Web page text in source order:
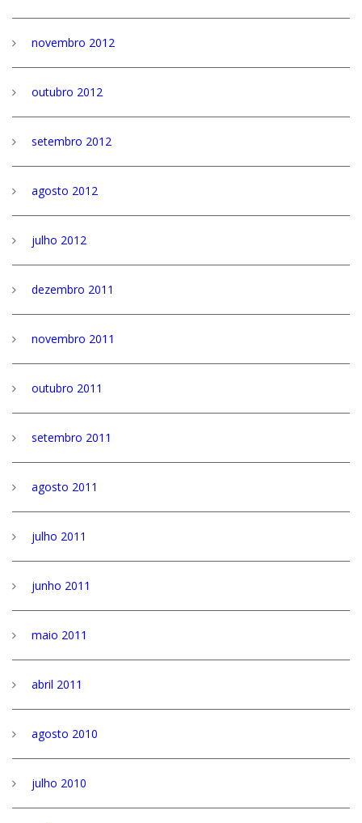
novembro 2012
outubro 2012
setembro 2012
agosto 2012
julho 2012
dezembro 2011
novembro 2011
outubro 2011
setembro 2011
agosto 2011
julho 2011
junho 2011
maio 2011
abril 2011
agosto 2010
julho 2010